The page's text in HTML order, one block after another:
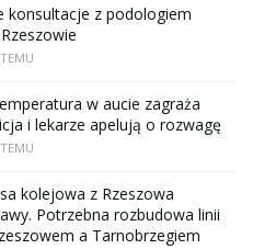
konsultacje z podologiem
w aucie zagraża
i lekarze apelują o rozwagę
kolejowa z Rzeszowa
Potrzebna rozbudowa linii
a Tarnobrzegiem